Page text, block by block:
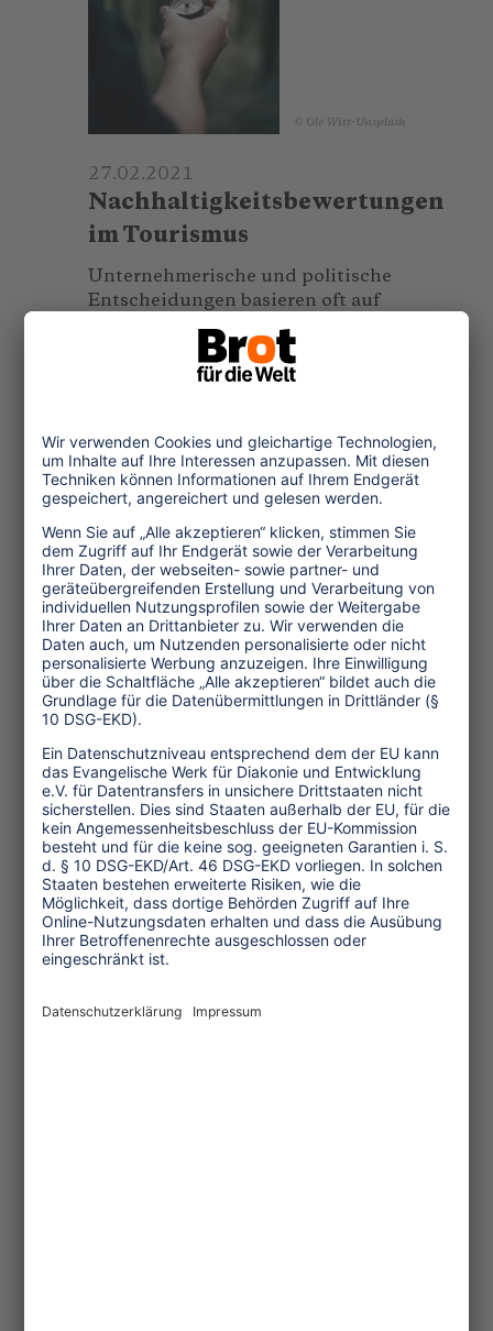
© Ole Witt-Unsplash
27.02.2021
Nachhaltigkeitsbewertungen
im Tourismus
Unternehmerische und politische
Entscheidungen basieren oft auf
Kennzahlen. Die
Erfolgsindikatoren des Tourismus
müssen dringend überarbeitet
...mehr
Themen
Kultur und Religion
Umwelt und Klima
Wirtschaft
Menschenrechte